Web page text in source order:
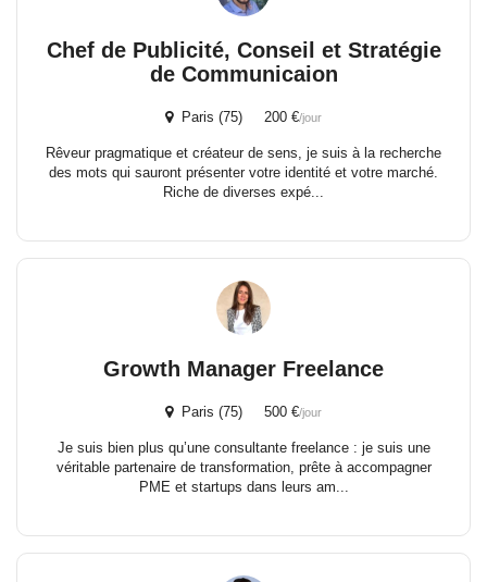
Chef de Publicité, Conseil et Stratégie
de Communicaion
Paris (75) 200 €/jour
Rêveur pragmatique et créateur de sens, je suis à la recherche
des mots qui sauront présenter votre identité et votre marché.
Riche de diverses expé...
Growth Manager Freelance
Paris (75) 500 €/jour
Je suis bien plus qu’une consultante freelance : je suis une
véritable partenaire de transformation, prête à accompagner
PME et startups dans leurs am...